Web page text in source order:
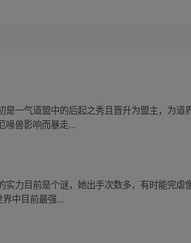
一气道盟中的后起之秀且晋升为盟主，为道
喙兽影响而暴走...
力目前是个谜，她出手次数多，有时能完虐
中目前最强...